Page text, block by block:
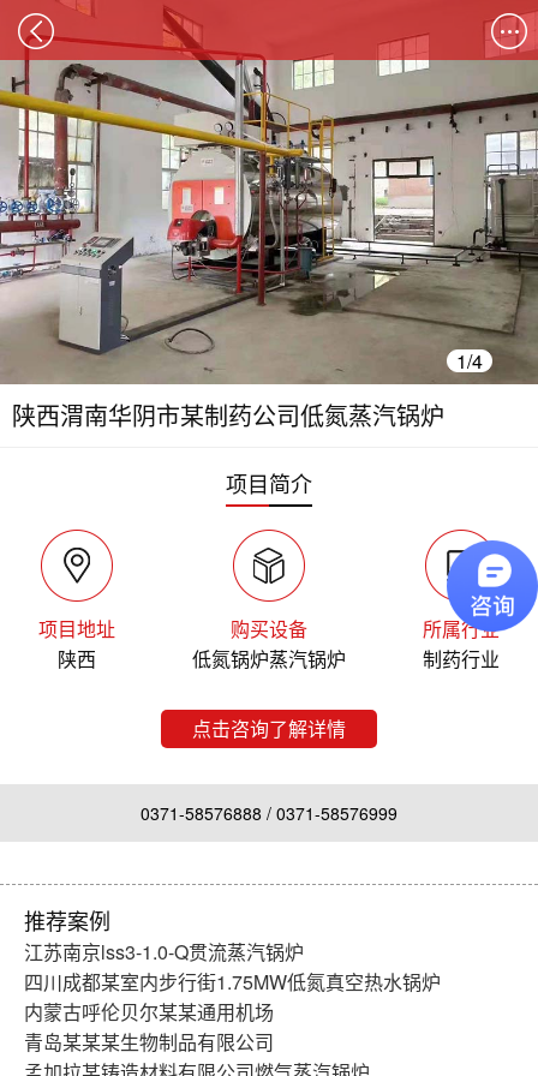
1/4
陕西渭南华阴市某制药公司低氮蒸汽锅炉
项目简介
项目地址
陕西
购买设备
低氮锅炉蒸汽锅炉
所属行业
制药行业
点击咨询了解详情
0371-58576888 / 0371-58576999
推荐案例
江苏南京lss3-1.0-Q贯流蒸汽锅炉
四川成都某室内步行街1.75MW低氮真空热水锅炉
内蒙古呼伦贝尔某某通用机场
青岛某某某生物制品有限公司